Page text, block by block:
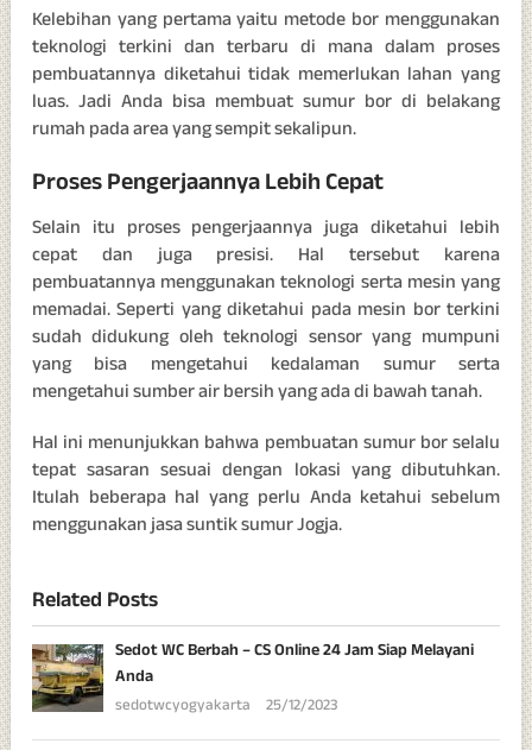
Kelebihan yang pertama yaitu metode bor menggunakan
teknologi terkini dan terbaru di mana dalam proses
pembuatannya diketahui tidak memerlukan lahan yang
luas. Jadi Anda bisa membuat sumur bor di belakang
rumah pada area yang sempit sekalipun.
Proses Pengerjaannya Lebih Cepat
Selain itu proses pengerjaannya juga diketahui lebih
cepat dan juga presisi. Hal tersebut karena
pembuatannya menggunakan teknologi serta mesin yang
memadai. Seperti yang diketahui pada mesin bor terkini
sudah didukung oleh teknologi sensor yang mumpuni
yang bisa mengetahui kedalaman sumur serta
mengetahui sumber air bersih yang ada di bawah tanah.
Hal ini menunjukkan bahwa pembuatan sumur bor selalu
tepat sasaran sesuai dengan lokasi yang dibutuhkan.
Itulah beberapa hal yang perlu Anda ketahui sebelum
menggunakan jasa suntik sumur Jogja.
Related Posts
Sedot WC Berbah – CS Online 24 Jam Siap Melayani
Anda
sedotwcyogyakarta 25/12/2023